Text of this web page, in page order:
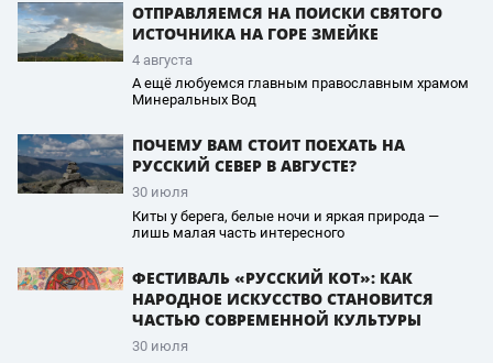
ОТПРАВЛЯЕМСЯ НА ПОИСКИ СВЯТОГО
ИСТОЧНИКА НА ГОРЕ ЗМЕЙКЕ
4 августа
А ещё любуемся главным православным храмом
Минеральных Вод
ПОЧЕМУ ВАМ СТОИТ ПОЕХАТЬ НА
РУССКИЙ СЕВЕР В АВГУСТЕ?
30 июля
Киты у берега, белые ночи и яркая природа —
лишь малая часть интересного
ФЕСТИВАЛЬ «РУССКИЙ КОТ»: КАК
НАРОДНОЕ ИСКУССТВО СТАНОВИТСЯ
ЧАСТЬЮ СОВРЕМЕННОЙ КУЛЬТУРЫ
30 июля